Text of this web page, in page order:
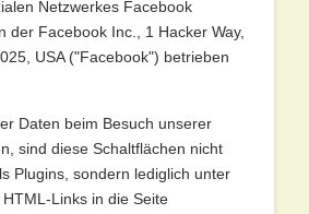
Netzwerkes Facebook
der Facebook Inc., 1 Hacker Way,
USA ("Facebook") betrieben
Daten beim Besuch unserer
sind diese Schaltflächen nicht
Plugins, sondern lediglich unter
Links in die Seite